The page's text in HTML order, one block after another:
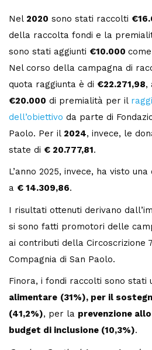
Nel 2020 sono stati raccolti
della raccolta fondi e la
sono stati aggiunti €10.000
Nel corso della campagna di
quota raggiunta è di €22.271,98,
€20.000 di premialità per il
dell’obiettivo da parte di
Paolo. Per il 2024, invece, le
state di € 20.777,81.
L’anno 2025, invece, ha visto
a € 14.309,86.
I risultati ottenuti derivano
si sono fatti promotori delle
ai contributi della Circoscrizione
Compagnia di San Paolo.
Finora, i fondi raccolti sono stati
alimentare (31%), per il
(41,2%), per la prevenzione
budget di inclusione (10,3%).